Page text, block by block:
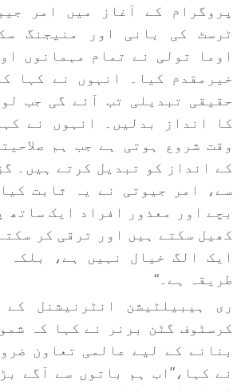
پروگرام کے آغاز میں امر
ٹرسٹ کی بانی اور منیجنگ
اوما تولی نے تمام مہمانوں
خیرمقدم کیا۔ انہوں نے کہا
حقیقی تبدیلی تب آئے گی جب
کا انداز بدلیں۔ انہوں نے
وقت شروع ہوتی ہے جب ہم
سے، امر جیوتی نے یہ ثابت
بچے اور معذور افراد ایک ساتھ
کھیل سکتے ہیں اور ترقی کر
ایک الگ خیال نہیں ہے، بلکہ
طریقہ ہے۔“
ری ہیبیلٹیشن انٹرنیشنل کے
کرسٹوف گٹن برنر نے کہا کہ
بنانے کے لیے عالمی تعاون
نے کہا،”اب ہم باتوں سے آگے